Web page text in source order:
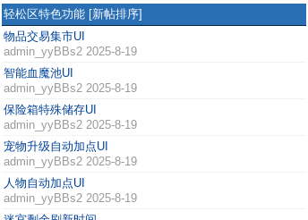
轻松区特色功能 [新帖排序]
物品交易集市UI
admin_yyBBs2 2025-8-19
智能血魔池UI
admin_yyBBs2 2025-8-19
保险箱特殊储存UI
admin_yyBBs2 2025-8-19
宠物升级自动加点UI
admin_yyBBs2 2025-8-19
人物自动加点UI
admin_yyBBs2 2025-8-19